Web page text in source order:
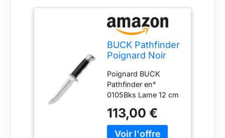
BUCK Pathfinder
Poignard Noir
Poignard BUCK
Pathfinder en°
0105Bks Lame 12 cm
Noir Étui cuir
113,00 €